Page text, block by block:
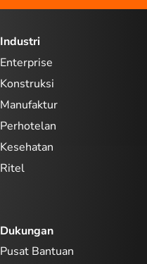
Industri
Enterprise
Konstruksi
Manufaktur
Perhotelan
Kesehatan
Ritel
Dukungan
Pusat Bantuan